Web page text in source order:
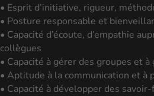
• Esprit d’initiative, rigueur,
• Posture responsable et
• Capacité d’écoute, d’empathie
collègues
• Capacité à gérer des groupes et
• Aptitude à la communication et à
• Capacité à développer des